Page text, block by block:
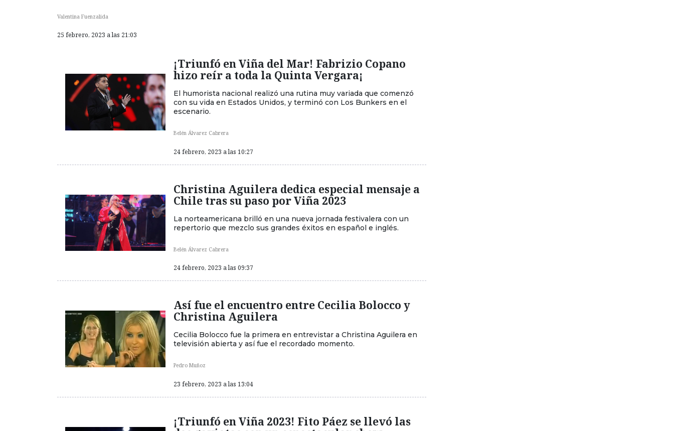
Valentina Fuenzalida
25 febrero, 2023 a las 21:03
¡Triunfó en Viña del Mar! Fabrizio Copano
hizo reír a toda la Quinta Vergara¡
El humorista nacional realizó una rutina muy variada que comenzó
con su vida en Estados Unidos, y terminó con Los Bunkers en el
escenario.
Belén Álvarez Cabrera
24 febrero, 2023 a las 10:27
Christina Aguilera dedica especial mensaje a
Chile tras su paso por Viña 2023
La norteamericana brilló en una nueva jornada festivalera con un
repertorio que mezclo sus grandes éxitos en español e inglés.
Belén Álvarez Cabrera
24 febrero, 2023 a las 09:37
Así fue el encuentro entre Cecilia Bolocco y
Christina Aguilera
Cecilia Bolocco fue la primera en entrevistar a Christina Aguilera en
televisión abierta y así fue el recordado momento.
Pedro Muñoz
23 febrero, 2023 a las 13:04
¡Triunfó en Viña 2023! Fito Páez se llevó las